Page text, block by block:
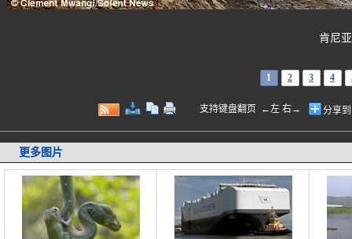
肯尼亚
1 2 3 4
支持键盘翻页 ←左 右→ 分享
更多图片